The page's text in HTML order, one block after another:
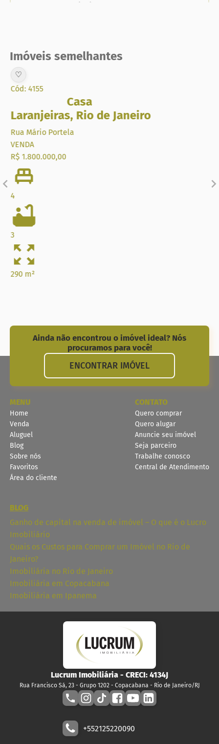
(21) 99737-1912
Imóveis semelhantes
♡
Cód: 4155
Casa
Laranjeiras, Rio de Janeiro
Rua Mário Portela
VENDA
R$ 1.800.000,00
4
3
290 m²
Ainda não encontrou o imóvel ideal? Nós
procuramos para você!
ENCONTRAR IMÓVEL
MENU
Home
Venda
Aluguel
Blog
Sobre nós
Favoritos
Área do cliente
CONTATO
Quero comprar
Quero alugar
Anuncie seu imóvel
Seja parceiro
Trabalhe conosco
Central de Atendimento
BLOG
Ganho de capital na venda de imóvel – O que é o Lucro
Imobiliário
Quais os Custos para Comprar um Imóvel no Rio de
Janeiro?
Imobiliária no Rio de Janeiro
Imobiliária em Copacabana
Imobiliária em Ipanema
Lucrum Imobiliária - CRECI: 4134J
Rua Francisco Sá, 23 - Grupo 1202 - Copacabana - Rio de Janeiro/RJ
+552125220090